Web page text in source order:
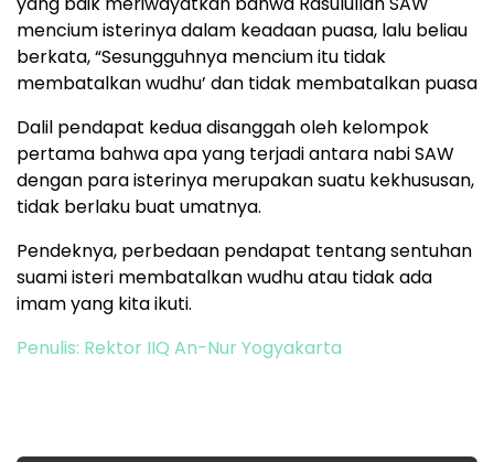
mencium isterinya dalam keadaan puasa, lalu beliau
berkata, “Sesungguhnya mencium itu tidak
membatalkan wudhu’ dan tidak membatalkan puasa
Dalil pendapat kedua disanggah oleh kelompok
pertama bahwa apa yang terjadi antara nabi SAW
dengan para isterinya merupakan suatu kekhususan,
tidak berlaku buat umatnya.
Pendeknya, perbedaan pendapat tentang sentuhan
suami isteri membatalkan wudhu atau tidak ada
imam yang kita ikuti.
Penulis: Rektor IIQ An-Nur Yogyakarta